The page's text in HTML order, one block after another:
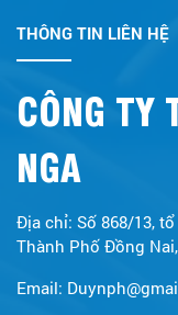
THÔNG TIN LIÊN HỆ
CÔNG TY
NGA
Địa chỉ: Số 868/13,
Thành Phố Đồng
Email: